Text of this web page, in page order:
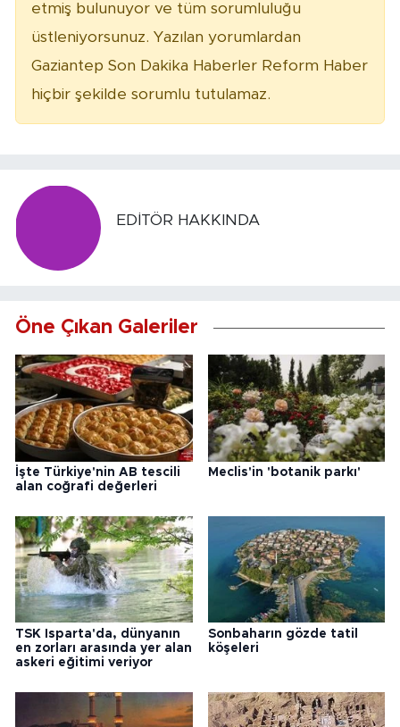
etmiş bulunuyor ve tüm sorumluluğu
üstleniyorsunuz. Yazılan yorumlardan
Gaziantep Son Dakika Haberler Reform Haber
hiçbir şekilde sorumlu tutulamaz.
EDITÖR HAKKINDA
Öne Çıkan Galeriler
İşte Türkiye'nin AB tescili
alan coğrafi değerleri
Meclis'in 'botanik parkı'
TSK Isparta'da, dünyanın
en zorları arasında yer alan
askeri eğitimi veriyor
Sonbaharın gözde tatil
köşeleri